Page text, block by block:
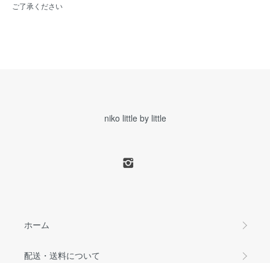
ご了承ください
niko little by little
ホーム
配送・送料について